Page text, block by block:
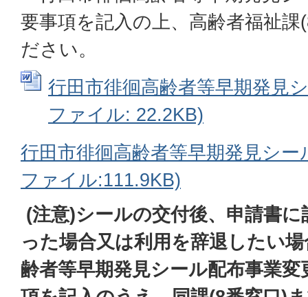
要事項を記入の上、高齢者福祉
ださい。
行田市徘徊高齢者等早期発見
ファイル: 22.2KB)
行田市徘徊高齢者等早期発見シ
ファイル:111.9KB)
(注意)シールの交付後、申請書
った場合又は利用を辞退したい
齢者等早期発見シール配布事業